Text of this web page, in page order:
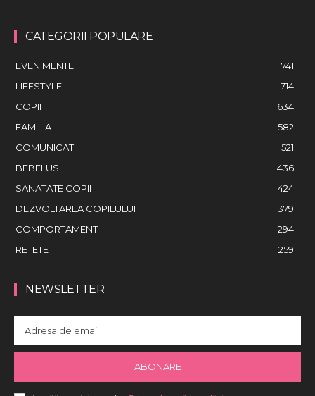
CATEGORII POPULARE
EVENIMENTE
741
LIFESTYLE
714
COPII
634
FAMILIA
582
COMUNICAT
521
BEBELUSI
436
SANATATE COPII
424
DEZVOLTAREA COPILULUI
379
COMPORTAMENT
294
RETETE
259
NEWSLETTER
ABONARE